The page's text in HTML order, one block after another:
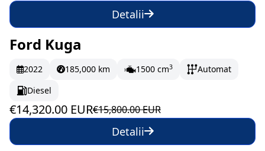
Detalii
În stoc
Ford Kuga
2022 185,000 km 1500 cm3
Automat
Diesel
€14,320.00 EUR€15,800.00 EUR
Detalii